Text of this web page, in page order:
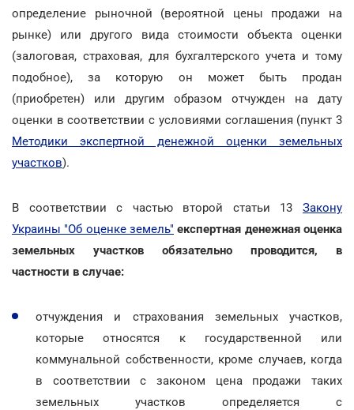
определение рыночной (вероятной цены продажи на
рынке) или другого вида стоимости объекта оценки
(залоговая, страховая, для бухгалтерского учета и тому
подобное), за которую он может быть продан
(приобретен) или другим образом отчужден на дату
оценки в соответствии с условиями соглашения (пункт 3
Методики экспертной денежной оценки земельных
участков).
В соответствии с частью второй статьи 13 Закону
Украины "Об оценке земель" експертная денежная оценка
земельных участков обязательно проводится, в
частности в случае:
отчуждения и страхования земельных участков,
которые относятся к государственной или
коммунальной собственности, кроме случаев, когда
в соответствии с законом цена продажи таких
земельных участков определяется с